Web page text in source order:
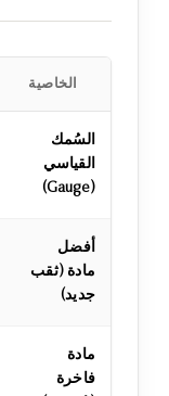
الخاصية
السُمك
القياسي
أفضل
مادة (ثقب
جديد)
مادة
فاخرة